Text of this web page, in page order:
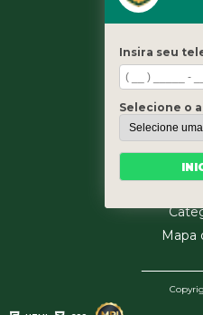
Insira seu
Selecione o